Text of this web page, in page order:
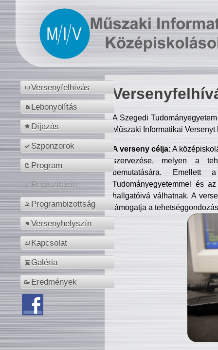
Versenyfelhívás
Lebonyolítás
Díjazás
Szponzorok
Program
Regisztráció
Programbizottság
Versenyhelyszín
Kapcsolat
Galéria
Eredmények
A Szegedi
Műszaki Informatikai
A verseny célja: A
szervezése, melyen a
bemutatására. Emellett
Tudományegyetemmel és
hallgatóivá válhatnak. A
támogatja a